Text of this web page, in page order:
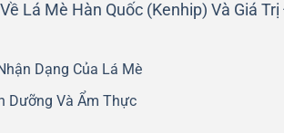
Lá Mè Hàn Quốc (Kenhip) Và Giá
Dạng Của Lá Mè
Dưỡng Và Ẩm Thực